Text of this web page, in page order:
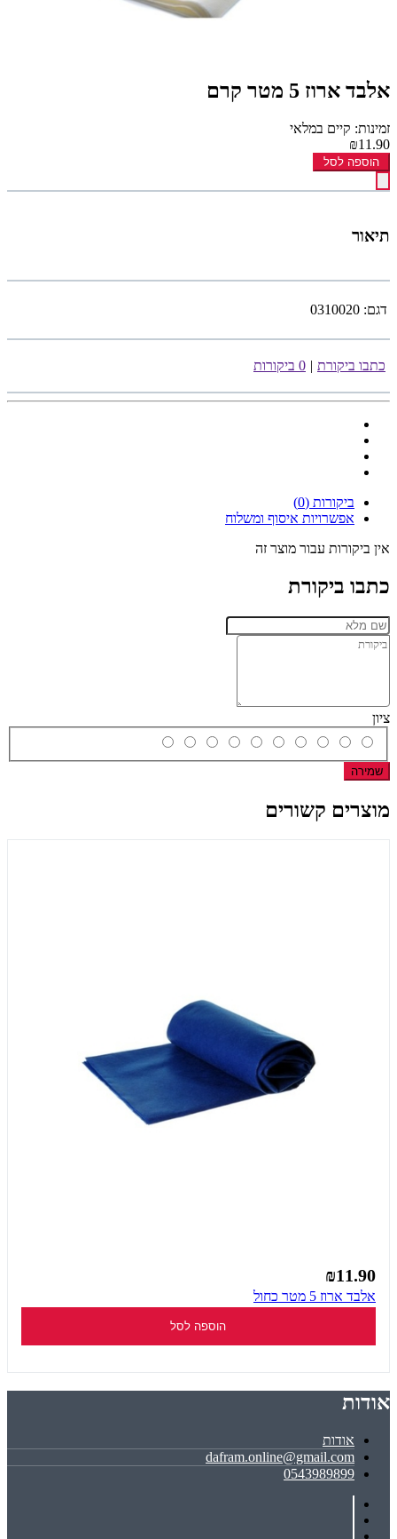
אלבד ארוז 5 מטר קרם
זמינות: קיים במלאי
₪11.90
הוספה לסל
תיאור
דגם: 0310020
כתבו ביקורת | 0 ביקורות
ביקורות (0)
אפשרויות איסוף ומשלוח
אין ביקורות עבור מוצר זה
כתבו ביקורת
ציון
שמירה
מוצרים קשורים
₪11.90
אלבד ארוז 5 מטר כחול
הוספה לסל
אודות
אודות
dafram.online@gmail.com
0543989899